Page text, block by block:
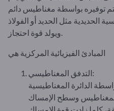
الحديدية مثل الحديد أو الفولاذ
ويولد قوة احتجاز.
المبادئ الفيزيائية المركزية هي
التدفق المغناطيسي:
الدائرة المغناطيسية